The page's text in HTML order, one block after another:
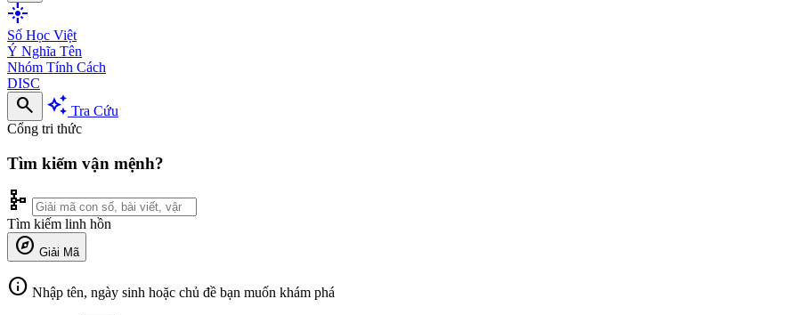
flare
Số Học Việt
Ý Nghĩa Tên
Nhóm Tính Cách
DISC
search auto_awesome Tra Cứu
Cổng tri thức
Tìm kiếm vận mệnh?
schema
Tìm kiếm linh hồn
explore Giải Mã
info Nhập tên, ngày sinh hoặc chủ đề bạn muốn khám phá